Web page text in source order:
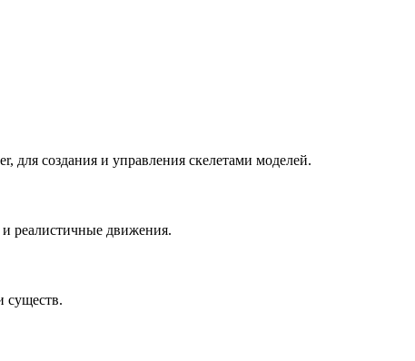
для создания и управления скелетами моделей.
и реалистичные движения.
существ.